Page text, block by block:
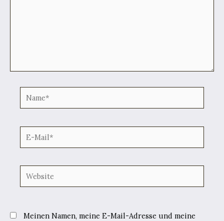
Name*
E-
Mail*
Website
Meinen Namen, meine E-Mail-Adresse und meine